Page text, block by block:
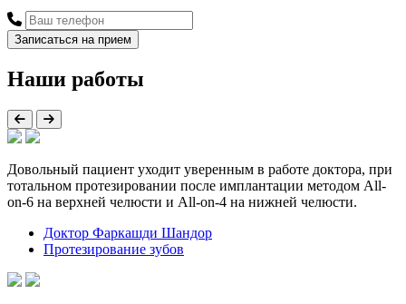
Наши работы
Довольный пациент уходит уверенным в работе доктора, при
тотальном протезировании после имплантации методом All-
on-6 на верхней челюсти и All-on-4 на нижней челюсти.
Доктор Фаркашди Шандор
Протезирование зубов